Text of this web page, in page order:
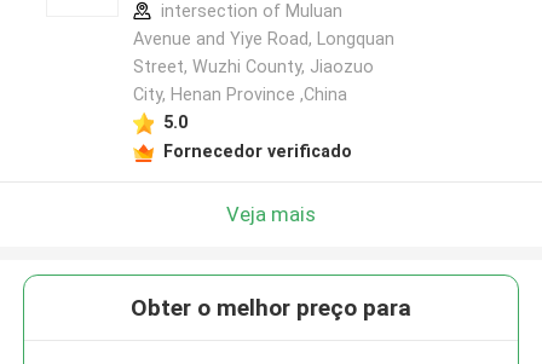
intersection of Muluan
Avenue and Yiye Road, Longquan
Street, Wuzhi County, Jiaozuo
City, Henan Province ,China
5.0
Fornecedor verificado
Veja mais
Obter o melhor preço para